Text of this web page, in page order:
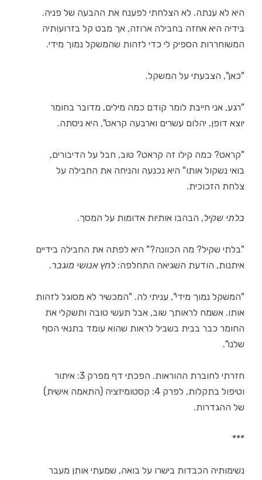
היא לא ענתה. לא הצלחתי לפענח את ההבעה של פניה.
בידיה היא אחזה בחבילה ארוזה, אך מבט קל בזרועותיה
המשוחררות הספיק לי כדי לזהות שהמשקל נמוך מידי.
"כאן", הצבעתי על המשקל.
"רגע, אני חייבת לומר קודם כמה מילים, מדובר בחומר
יוצא דופן, יהלום עשרים וארבעה קראט", היא ניסתה.
"קראט? כמה קילו זה קראט? טוב, חבל על הדיבורים,
בואי נשקול אותו" היא נכנעה והניחה את החבילה על
צלחת הזכוכית.
בלתי שקיל, הבהבו אותיות אדומות על המסך.
"בלתי שקיל? מה הכוונה?" היא לפתה את החבילה בידיים
איתנות, הודעת השגיאה התחלפה: לחץ אנושי מוגבר.
"המשקל נמוך מידי", עניתי לה. "המכשיר לא מסוגל לזהות
אותו. אשמח לראותך שוב, אבל תעשי טובה ותשקלי את
החומר כבר בבית בשביל לראות שהוא עומד בתנאי הסף
שלנו".
חזרתי לחוברת ההוראות. הפכתי דף מפרק 3: איתור
וטיפול בתקלות, לפרק 4: קסטומיזציה (התאמה אישית)
של ההגדרות.
***
נשימותיה הכבדות בישרו על בואה, שמעתי אותן מעבר